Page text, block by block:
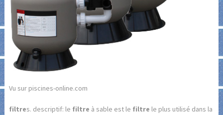
Vu sur piscines-online.com
filtres. descriptif: le filtre à sable est le filtre le plus utilisé dans la